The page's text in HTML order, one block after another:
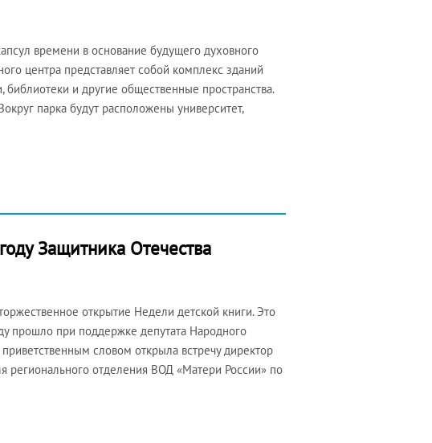
времени в основание будущего духовного
центра представляет собой комплекс зданий
библиотеки и другие общественные пространства.
парка будут расположены университет,
Защитника Отечества
открытие Недели детской книги. Это
прошло при поддержке депутата Народного
словом открыла встречу директор
регионального отделения ВОД «Матери России» по